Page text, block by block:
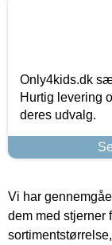
Only4kids.dk
Hurtig levering
deres udvalg.
Vi har
dem med stjerner